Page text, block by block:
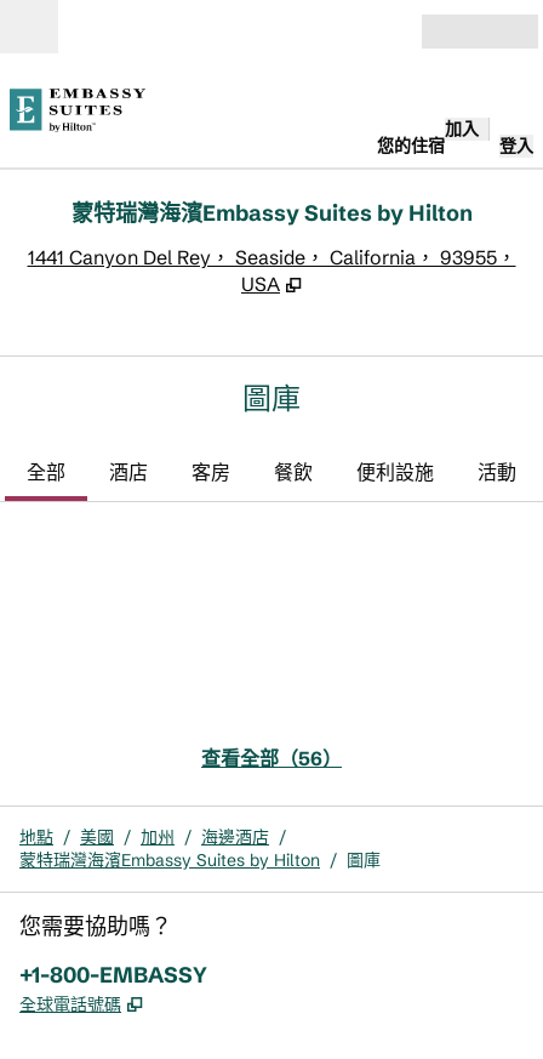
您的住宿
加入
登入
蒙特瑞灣海濱Embassy Suites by Hilton
1441 Canyon Del Rey， Seaside， California， 93955，
USA
圖庫
全部 酒店 客房 餐飲 便利設施 活動
查看全部（56）
地點 / 美國 / 加州 / 海邊酒店 /
蒙特瑞灣海濱Embassy Suites by Hilton / 圖庫
您需要協助嗎？
電話：
+1-800-EMBASSY
全球電話號碼 ,